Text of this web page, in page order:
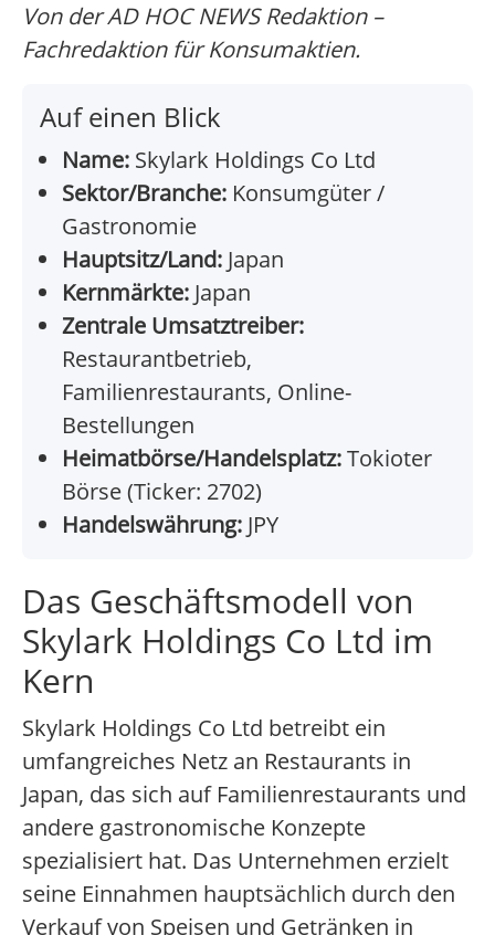
Von der AD HOC NEWS Redaktion –
Fachredaktion für Konsumaktien.
Auf einen Blick
Name: Skylark Holdings Co Ltd
Sektor/Branche: Konsumgüter /
Gastronomie
Hauptsitz/Land: Japan
Kernmärkte: Japan
Zentrale Umsatztreiber:
Restaurantbetrieb,
Familienrestaurants, Online-
Bestellungen
Heimatbörse/Handelsplatz:Tokioter
Börse (Ticker: 2702)
Handelswährung: JPY
Das Geschäftsmodell von
Skylark Holdings Co Ltd im
Kern
Skylark Holdings Co Ltd betreibt ein
umfangreiches Netz an Restaurants in
Japan, das sich auf Familienrestaurants und
andere gastronomische Konzepte
spezialisiert hat. Das Unternehmen erzielt
seine Einnahmen hauptsächlich durch den
Verkauf von Speisen und Getränken in